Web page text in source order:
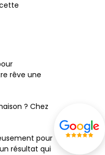
rêve une
? Chez
pour
résultat qui